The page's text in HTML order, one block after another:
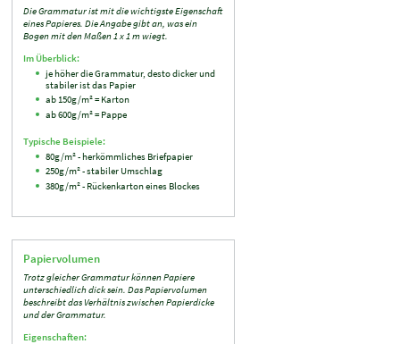
Die Grammatur ist mit die wichtigste Eigenschaft
eines Papieres. Die Angabe gibt an, was ein
Bogen mit den Maßen 1 x 1 m wiegt.
Im Überblick:
je höher die Grammatur, desto dicker und
stabiler ist das Papier
ab 150g/m² = Karton
ab 600g/m² = Pappe
Typische Beispiele:
80g/m² - herkömmliches Briefpapier
250g/m² - stabiler Umschlag
380g/m² - Rückenkarton eines Blockes
Papiervolumen
Trotz gleicher Grammatur können Papiere
unterschiedlich dick sein. Das Papiervolumen
beschreibt das Verhältnis zwischen Papierdicke
und der Grammatur.
Eigenschaften: